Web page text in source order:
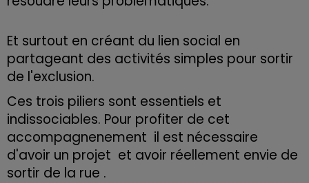
Et surtout en créant du lien social en
partageant des activités simples pour sortir
de l'exclusion.
Ces trois piliers sont essentiels et
indissociables. Pour profiter de cet
accompagnenement il est nécessaire
d'avoir un projet et avoir réellement envie de
sortir de la rue .